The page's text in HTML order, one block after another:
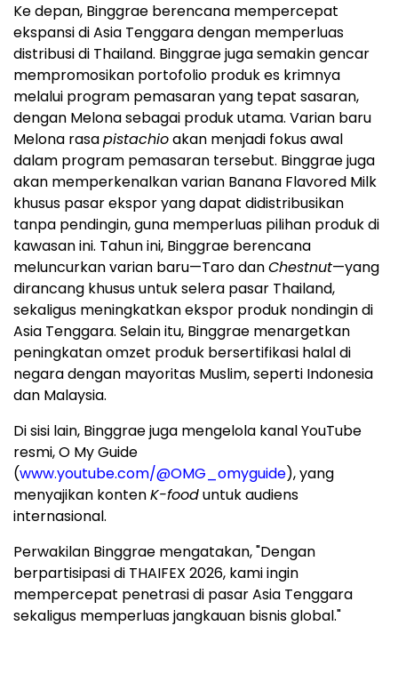
Ke depan, Binggrae berencana mempercepat
ekspansi di Asia Tenggara dengan memperluas
distribusi di Thailand. Binggrae juga semakin gencar
mempromosikan portofolio produk es krimnya
melalui program pemasaran yang tepat sasaran,
dengan Melona sebagai produk utama. Varian baru
Melona rasapistachioakan menjadi fokus awal
dalam program pemasaran tersebut. Binggrae juga
akan memperkenalkan varian Banana Flavored Milk
khusus pasar ekspor yang dapat didistribusikan
tanpa pendingin, guna memperluas pilihan produk di
kawasan ini. Tahun ini, Binggrae berencana
meluncurkan varian baru—Taro danChestnut—yang
dirancang khusus untuk selera pasar Thailand,
sekaligus meningkatkan ekspor produk nondingin di
Asia Tenggara. Selain itu, Binggrae menargetkan
peningkatan omzet produk bersertifikasi halal di
negara dengan mayoritas Muslim, seperti Indonesia
dan Malaysia.
Di sisi lain, Binggrae juga mengelola kanal YouTube
resmi, O My Guide
(www.youtube.com/@OMG_omyguide), yang
menyajikan kontenK-fooduntuk audiens
internasional.
Perwakilan Binggrae mengatakan, "Dengan
berpartisipasi di THAIFEX 2026, kami ingin
mempercepat penetrasi di pasar Asia Tenggara
sekaligus memperluas jangkauan bisnis global."